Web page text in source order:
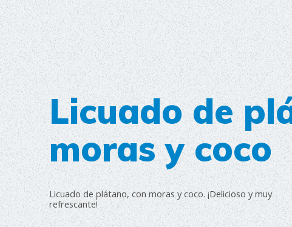
Licuado de
moras y coco
Licuado de plátano, con moras y coco. ¡Delicioso y muy
refrescante!